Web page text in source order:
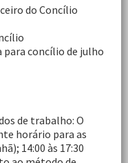
do Concílio
para concílio de julho
de trabalho: O
horário para as
14:00 às 17:30